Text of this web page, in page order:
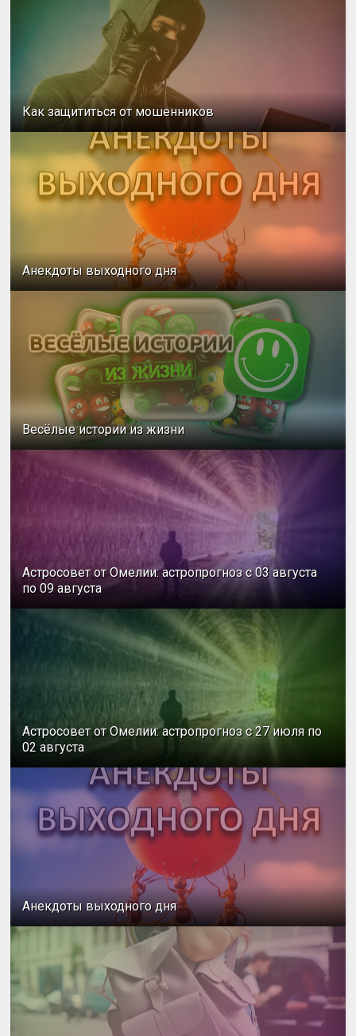
Как защититься от мошенников
Анекдоты выходного дня
Весёлые истории из жизни
Астросовет от Омелии: астропрогноз с 03 августа
по 09 августа
Астросовет от Омелии: астропрогноз с 27 июля по
02 августа
Анекдоты выходного дня